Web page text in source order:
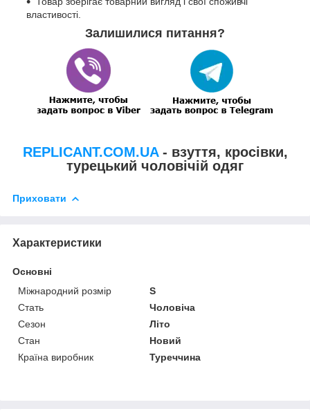
властивості.
Залишилися питання?
REPLICANT.COM.UA - взуття, кросівки,
турецький чоловічій одяг
Приховати
Характеристики
Основні
Міжнародний розмір
S
Стать
Чоловіча
Сезон
Літо
Стан
Новий
Країна виробник
Туреччина